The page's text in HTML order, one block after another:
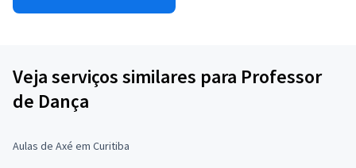
Veja serviços similares para Professor
de Dança
Aulas de Axé em Curitiba